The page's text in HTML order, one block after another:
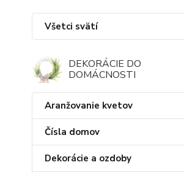
Všetci svätí
DEKORÁCIE DO
DOMÁCNOSTI
Aranžovanie kvetov
Čísla domov
Dekorácie a ozdoby